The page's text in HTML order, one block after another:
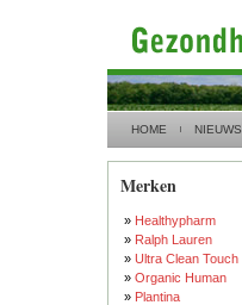
HOME NIEUWS
Merken
» Healthypharm
» Ralph Lauren
» Ultra Clean Touch
» Organic Human
» Plantina